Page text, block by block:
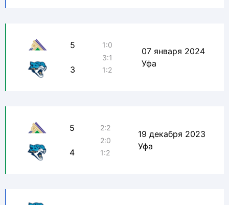
5
3
1:0
3:1
1:2
07 января 2024
Уфа
5
4
2:2
2:0
1:2
19 декабря 2023
Уфа